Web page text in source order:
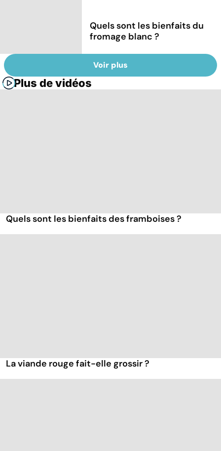
Quels sont les bienfaits du
fromage blanc ?
Voir plus
Plus de vidéos
Quels sont les bienfaits des framboises ?
La viande rouge fait-elle grossir ?